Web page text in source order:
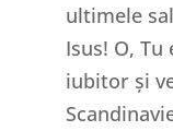
ultimele
Isus! O,
iubitor și